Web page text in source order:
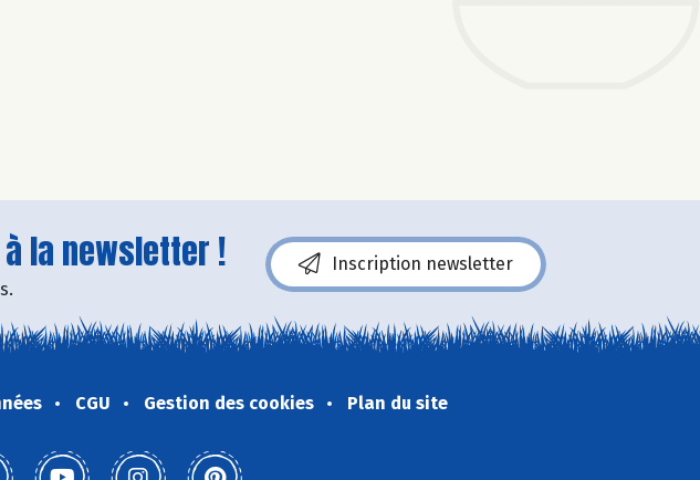
la newsletter ! Inscription newsletter
CGU Gestion des cookies Plan du site